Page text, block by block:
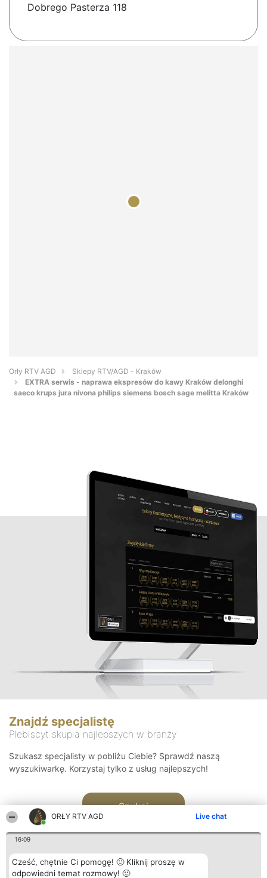
ORŁY RTV AGD Live chat
16:09
Cześć, chętnie Ci pomogę! 🙂 Kliknij proszę w
odpowiedni temat rozmowy! 🙂
Dobrego Pasterza 118
Orły RTV AGD
Sklepy RTV/AGD - Kraków
EXTRA serwis - naprawa ekspresów do kawy Kraków delonghi
saeco krups jura nivona philips siemens bosch sage melitta Kraków
Znajdź specjalistę
Plebiscyt skupia najlepszych w branży
Szukasz specjalisty w pobliżu Ciebie? Sprawdź naszą
wyszukiwarkę. Korzystaj tylko z usług najlepszych!
Szukaj